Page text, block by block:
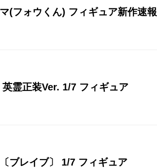
(フォウくん) フィギュア新作速報
霊正装Ver. 1/7 フィギュア
ブレイブ〕 1/7 フィギュア